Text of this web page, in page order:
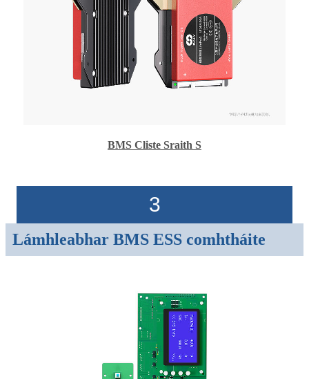
BMS Cliste Sraith S
3
Lámhleabhar BMS ESS comhtháite